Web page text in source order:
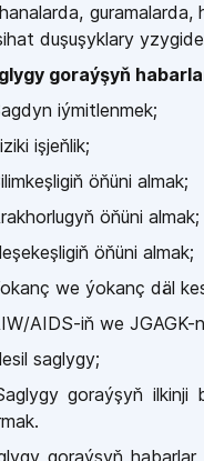
duşuşyklary
goraýşyň
iýmitlenmek;
işjeňlik;
öňüni almak;
öňüni almak;
öňüni almak;
we ýokanç däl
AIDS-iň we JGAGK-
saglygy;
goraýşyň ilkinji
goraýşyň